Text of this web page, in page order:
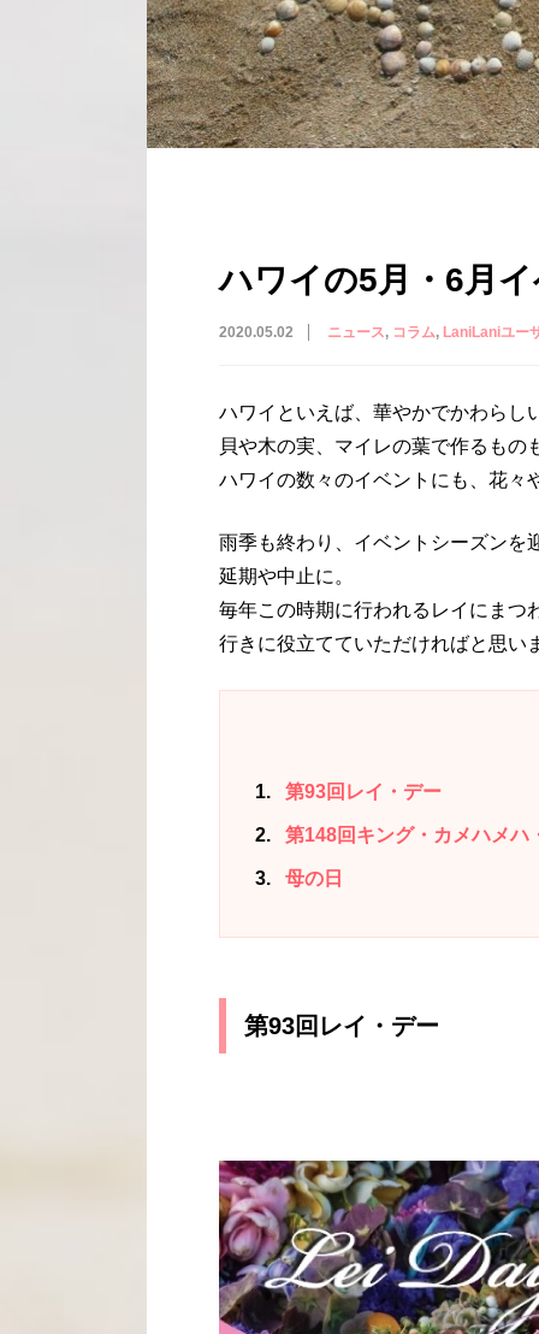
ハワイの5月・6月
2020.05.02 ニュース コラム LaniLaniユー
ハワイといえば、華やかでかわらし
貝や木の実、マイレの葉で作るも
ハワイの数々のイベントにも、花々
雨季も終わり、イベントシーズンを
延期や中止に。
毎年この時期に行われるレイにまつ
行きに役立てていただければと思い
1 第93回レイ・デー
2 第148回キング・カメハメハ
3 母の日
第93回レイ・デー